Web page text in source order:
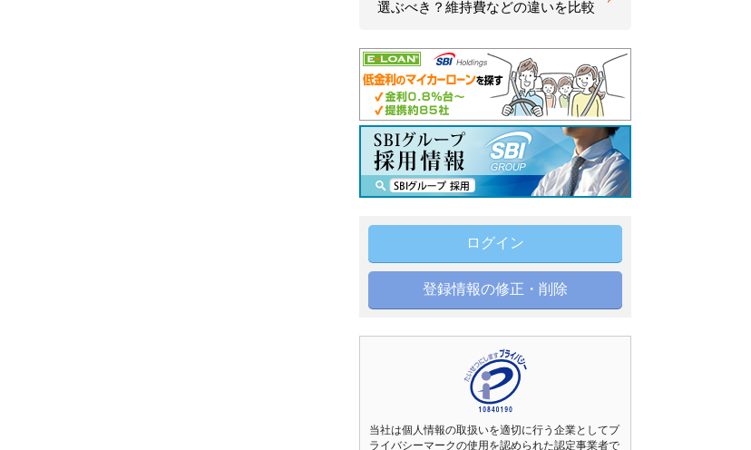
選ぶべき？維持費などの違いを比較
ログイン
登録情報の修正・削除
当社は個人情報の取扱いを適切に行う企業としてプ
ライバシーマークの使用を認められた認定事業者で